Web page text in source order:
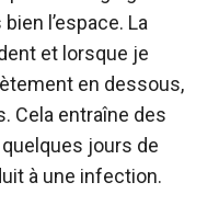
l’espace. La
et lorsque je
en dessous,
Cela entraîne des
jours de
à une infection.